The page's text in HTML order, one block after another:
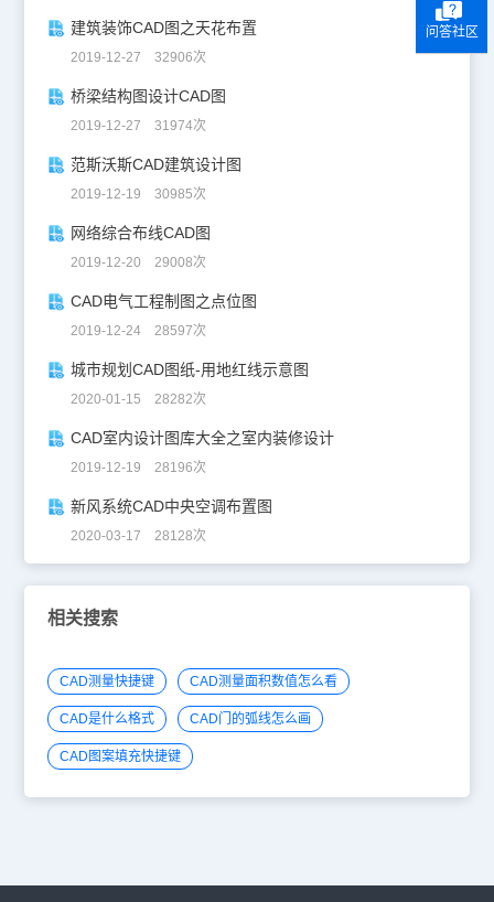
建筑装饰CAD图之天花布置
2019-12-27 32906次
桥梁结构图设计CAD图
2019-12-27 31974次
范斯沃斯CAD建筑设计图
2019-12-19 30985次
网络综合布线CAD图
2019-12-20 29008次
CAD电气工程制图之点位图
2019-12-24 28597次
城市规划CAD图纸-用地红线示意图
2020-01-15 28282次
CAD室内设计图库大全之室内装修设计
2019-12-19 28196次
新风系统CAD中央空调布置图
2020-03-17 28128次
相关搜索
CAD测量快捷键 CAD测量面积数值怎么看
CAD是什么格式 CAD门的弧线怎么画
CAD图案填充快捷键
问答社区